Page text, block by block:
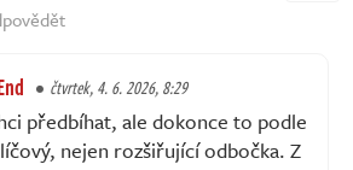
čtvrtek, 4. 6. 2026, 8:29
předbíhat, ale dokonce to podle
nejen rozšiřující odbočka. Z